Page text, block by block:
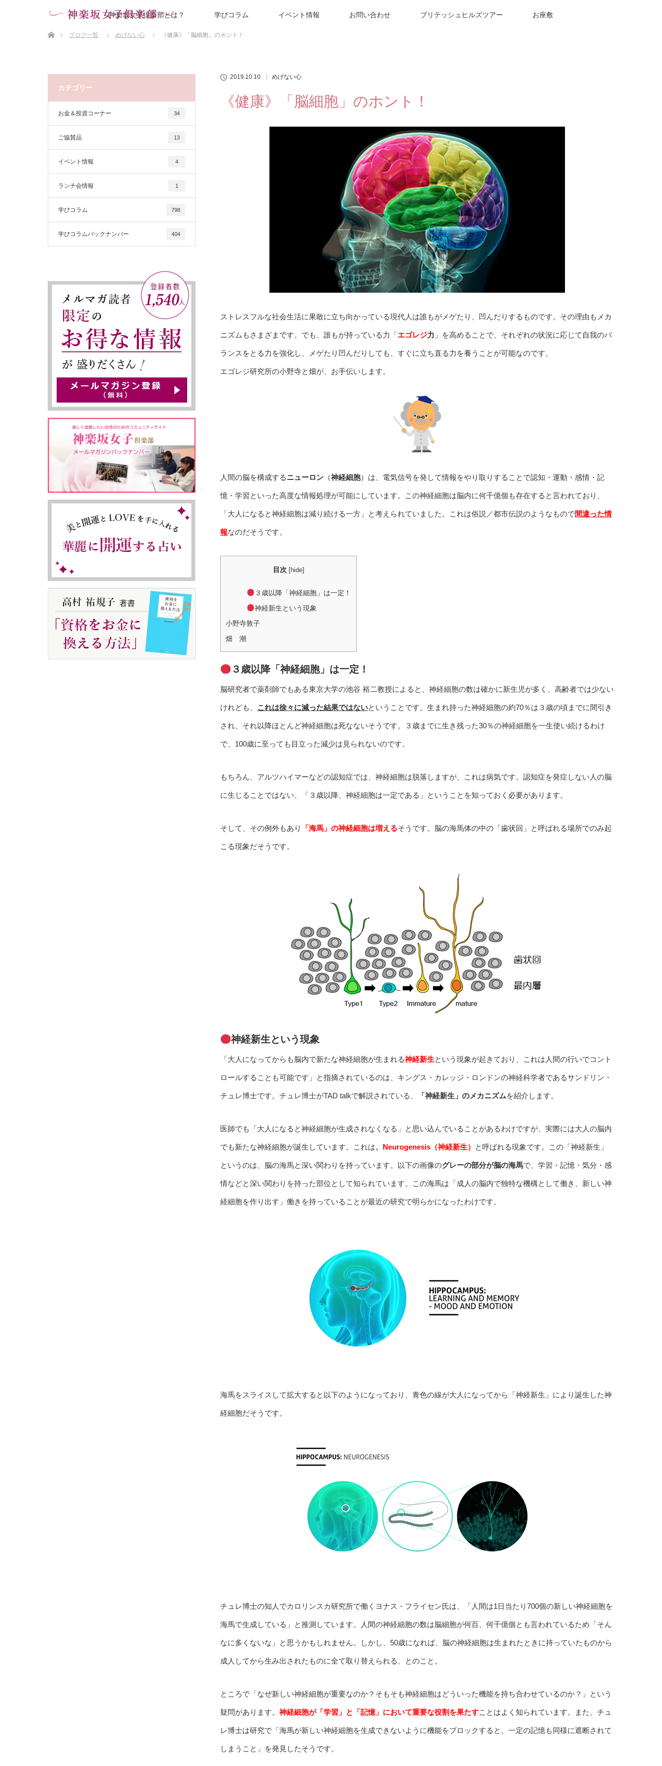
神楽坂女子倶楽部とは？ 学びコラム イベント情報 お問い合わせ ブリテッシュヒルズツアー お座敷
ブログ一覧
めげない心 《健康》「脳細胞」のホント！
2019.10.10 めげない心
《健康》「脳細胞」のホント！
ストレスフルな社会生活に果敢に立ち向かっている現代人は誰もがメゲたり、凹んだりするものです。その理由もメカ
ニズムもさまざまです。でも、誰もが持っている力「エゴレジ力 」を高めることで、それぞれの状況に応じて自我のバ
ランスをとる力を強化し、メゲたり凹んだりしても、すぐに立ち直る力を養うことが可能なのです。
エゴレジ研究所の小野寺と畑が、お手伝いします。
人間の脳を構成するニューロン （神経細胞）は、電気信号を発して情報をやり取りすることで認知・運動・感情・記
憶・学習といった高度な情報処理が可能にしています。この神経細胞は脳内に何千億個も存在すると言われており、
「大人になると神経細胞は減り続ける一方」と考えられていました。これは俗説／都市伝説のようなもので間違った情
報なのだそうです。
目次 [hide]
３歳以降「神経細胞」は一定！
神経新生という現象
小野寺敦子
畑 潮
３歳以降「神経細胞」は一定！
脳研究者で薬剤師でもある東京大学の池谷 裕二教授によると、神経細胞の数は確かに新生児が多く、高齢者では少ない
けれども、 これは徐々に減った結果ではないということです。生まれ持った神経細胞の約70％は３歳の頃までに間引き
され、それ以降ほとんど神経細胞は死なないそうです。３歳までに生き残った30％の神経細胞を一生使い続けるわけ
で、100歳に至っても目立った減少は見られないのです。
もちろん、アルツハイマーなどの認知症では、神経細胞は脱落しますが、これは病気です。認知症を発症しない人の脳
に生じることではない、「３歳以降、神経細胞は一定である」ということを知っておく必要があります。
そして、その例外もあり 「海馬」の神経細胞は増えるそうです。脳の海馬体の中の「歯状回」と呼ばれる場所でのみ起
こる現象だそうです。
神経新生という現象
「大人になってからも脳内で新たな神経細胞が生まれる神経新生という現象が起きており、これは人間の行いでコント
ロールすることも可能です」と指摘されているのは、キングス・カレッジ・ロンドンの神経科学者であるサンドリン・
チュレ博士です。チュレ博士がTAD talkで解説されている、 「神経新生」のメカニズムを紹介します。
医師でも「大人になると神経細胞が生成されなくなる」と思い込んでいることがあるわけですが、実際には大人の脳内
でも新たな神経細胞が誕生しています。これは、 Neurogenesis （神経新生） と呼ばれる現象です。この「神経新生」
というのは、脳の海馬と深い関わりを持っています。以下の画像のグレーの部分が脳の海馬で、学習・記憶・気分・感
情などと深い関わりを持った部位として知られています。この海馬は「成人の脳内で独特な機構として働き、新しい神
経細胞を作り出す」働きを持っていることが最近の研究で明らかになったわけです。
海馬をスライスして拡大すると以下のようになっており、青色の線が大人になってから「神経新生」により誕生した神
経細胞だそうです。
チュレ博士の知人でカロリンスカ研究所で働くヨナス・フライセン氏は、「人間は1日当たり700個の新しい神経細胞を
海馬で生成している」と推測しています。人間の神経細胞の数は脳細胞が何百、何千億個とも言われているため「そん
なに多くないな」と思うかもしれません。しかし、50歳になれば、脳の神経細胞は生まれたときに持っていたものから
成人してから生み出されたものに全て取り替えられる、とのこと。
ところで「なぜ新しい神経細胞が重要なのか？そもそも神経細胞はどういった機能を持ち合わせているのか？」という
疑問があります。 神経細胞が「学習」と「記憶」において重要な役割を果たすことはよく知られています。また、チュ
レ博士は研究で「海馬が新しい神経細胞を生成できないように機能をブロックすると、一定の記憶も同様に遮断されて
しまうこと」を発見したそうです。
カテゴリー
お金＆投資コーナー 34
ご協賛品 13
イベント情報 4
ランチ会情報 1
学びコラム 798
学びコラムバックナンバー 404